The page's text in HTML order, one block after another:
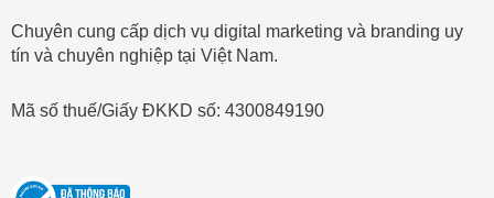
Chuyên cung cấp dịch vụ digital marketing và branding uy
tín và chuyên nghiệp tại Việt Nam.
Mã số thuế/Giấy ĐKKD số: 4300849190